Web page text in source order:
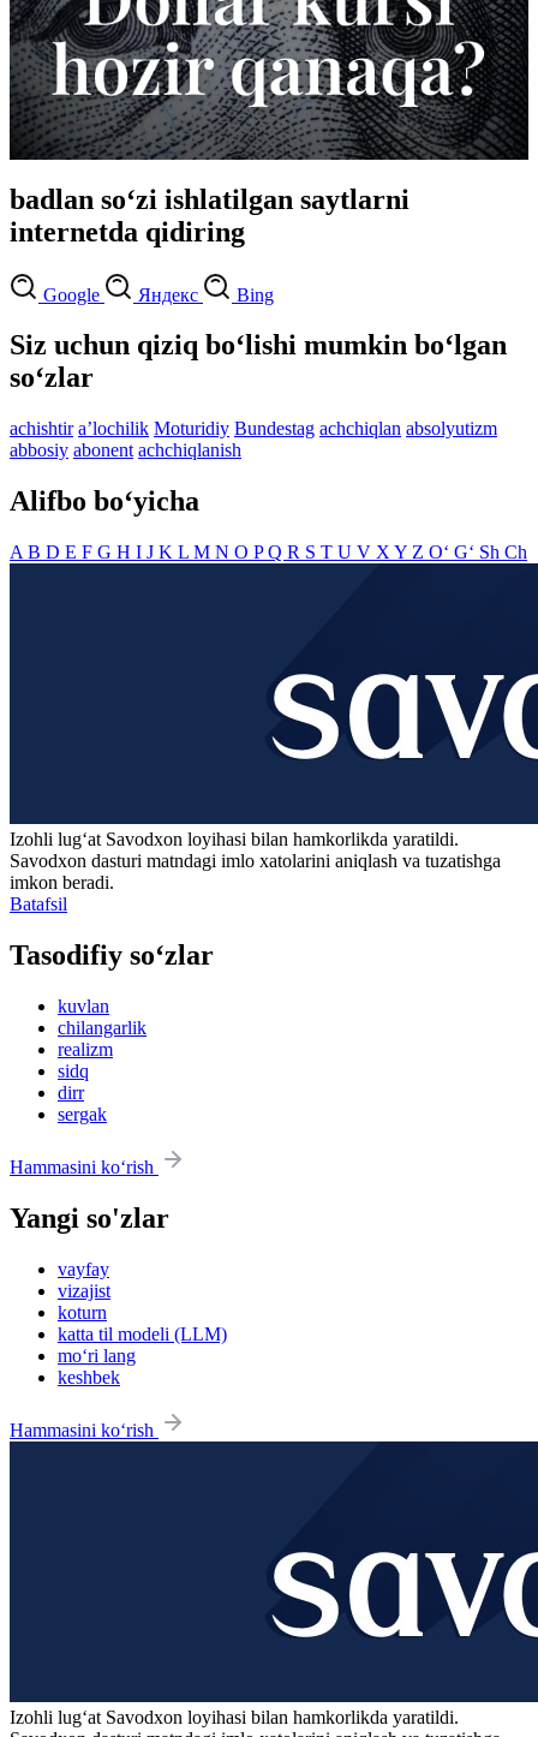
badlan so‘zi ishlatilgan saytlarni
internetda qidiring
Google Яндекс Bing
Siz uchun qiziq bo‘lishi mumkin bo‘lgan
so‘zlar
achishtir aʼlochilik Moturidiy Bundestag achchiqlan absolyutizm
abbosiy abonent achchiqlanish
Alifbo bo‘yicha
A B D E F G H I J K L M N O PQ R S T U V X Y Z O‘ G‘ Sh Ch
Izohli lugʻat Savodxon loyihasi bilan hamkorlikda yaratildi.
Savodxon dasturi matndagi imlo xatolarini aniqlash va tuzatishga
imkon beradi.
Batafsil
Tasodifiy so‘zlar
kuvlan
chilangarlik
realizm
sidq
dirr
sergak
Hammasini ko‘rish
Yangi so'zlar
vayfay
vizajist
koturn
katta til modeli (LLM)
mo‘ri lang
keshbek
Hammasini ko‘rish
Izohli lugʻat Savodxon loyihasi bilan hamkorlikda yaratildi.